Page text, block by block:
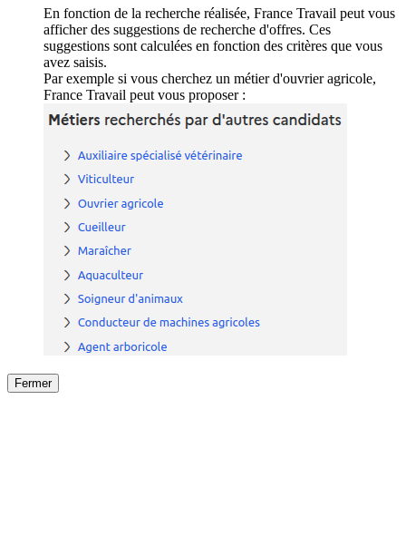
En fonction de la recherche réalisée, France Travail peut vous
afficher des suggestions de recherche d'offres. Ces
suggestions sont calculées en fonction des critères que vous
avez saisis.
Par exemple si vous cherchez un métier d'ouvrier agricole,
France Travail peut vous proposer :
Fermer